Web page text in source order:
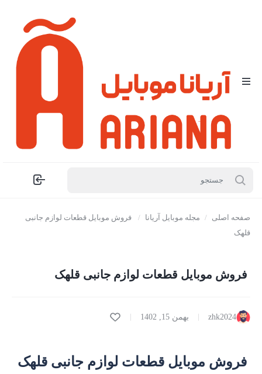
صفحه اصلی / مجله موبایل آریانا /
فروش موبایل قطعات لوازم جانبی
قلهک
فروش موبایل قطعات لوازم جانبی قلهک
zhk2024 بهمن 15, 1402
فروش موبایل قطعات لوازم جانبی قلهک